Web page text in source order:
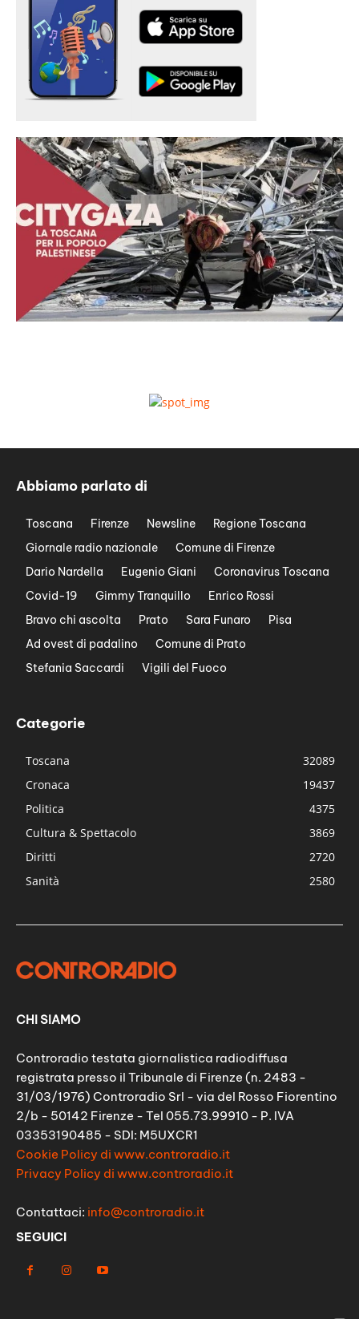
Abbiamo parlato di
Toscana Firenze Newsline
Regione Toscana
Giornale radio nazionale
Comune di Firenze
Dario Nardella
Eugenio Giani
Coronavirus Toscana
Covid-19
Gimmy Tranquillo
Enrico Rossi
Bravo chi ascolta
Prato Sara Funaro
Pisa
Ad ovest di padalino
Comune di Prato
Stefania Saccardi
Vigili del Fuoco
Categorie
Toscana
32089
Cronaca
19437
Politica
4375
Cultura & Spettacolo
3869
Diritti
2720
Sanità
2580
CHI SIAMO
Controradio testata giornalistica radiodiffusa
registrata presso il Tribunale di Firenze (n. 2483 -
31/03/1976) Controradio Srl - via del Rosso Fiorentino
2/b - 50142 Firenze - Tel 055.73.99910 - P. IVA
03353190485 - SDI: M5UXCR1
Cookie Policy di www.controradio.it
Privacy Policy di www.controradio.it
Contattaci: info@controradio.it
SEGUICI